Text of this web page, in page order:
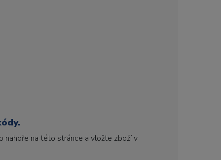
nahoře na této stránce a vložte zboží v